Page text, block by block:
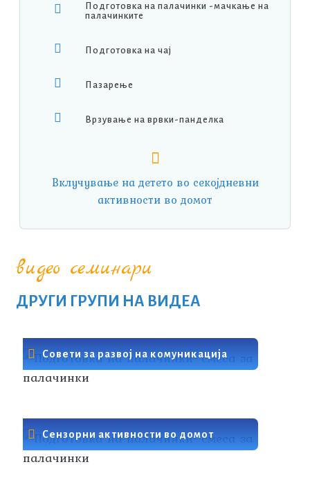
Подготовка на палачинки -мачкање на
палачинките
Подготовка на чај
Пазарење
Врзување на врвки-панделка
Вклучување на детето во секојдневни
активности во домот
видео семинари
ДРУГИ ГРУПИ НА ВИДЕА
Совети за развој на комуникација
Сензорни активности во домот